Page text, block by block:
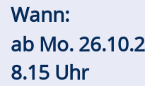
Wann:
ab Mo.
8.15 Uhr